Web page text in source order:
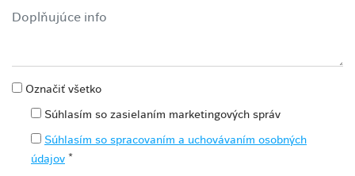
Označiť všetko
Súhlasím so zasielaním marketingových správ
Súhlasím so spracovaním a uchovávaním osobných
údajov *